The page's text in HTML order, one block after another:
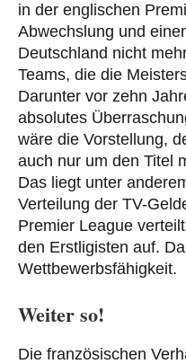
in der englischen
Abwechslung und
Deutschland nicht
Teams, die die
Darunter vor zehn
absolutes
wäre die Vorstellung,
auch nur um den Titel
Das liegt unter
Verteilung der TV-
Premier League
den Erstligisten auf.
Wettbewerbsfähigkeit.
Weiter so!
Die französischen